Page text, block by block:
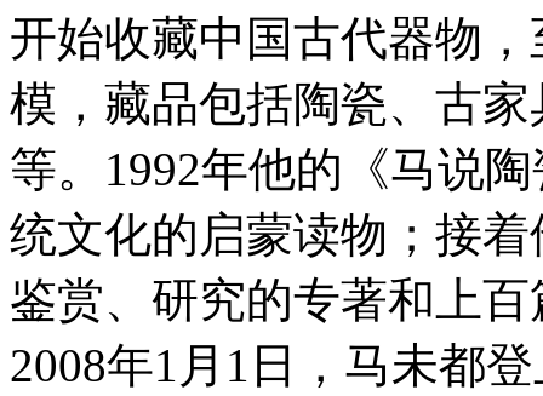
开始收藏中国古代器物
模，藏品包括陶瓷、古
等。1992年他的《马说
统文化的启蒙读物；接
鉴赏、研究的专著和上
2008年1月1日，马未都